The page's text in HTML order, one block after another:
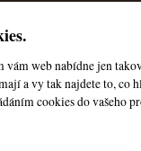
© Všechna
web nabídne jen
a vy tak najdete to, co
cookies do vašeho